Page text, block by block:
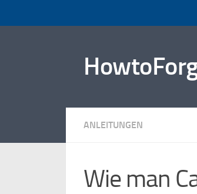
ANLEITUNGEN
Wie man